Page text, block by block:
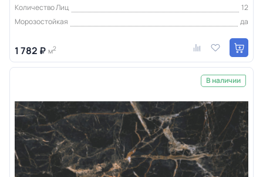
Количество Лиц
12
Морозостойкая
да
1 782 ₽ м2
В наличии